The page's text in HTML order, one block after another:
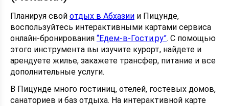
Планируя свой отдых в Абхазии и Пицунде,
воспользуйтесь интерактивными картами сервиса
онлайн-бронирования “Едем-в-Гости.ру”. С помощью
этого инструмента вы изучите курорт, найдете и
арендуете жилье, закажете трансфер, питание и все
дополнительные услуги.
В Пицунде много гостиниц, отелей, гостевых домов,
санаториев и баз отдыха. На интерактивной карте